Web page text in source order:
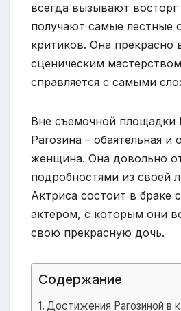
всегда вызывают восторг
получают самые лестные
критиков. Она прекрасно
сценическим
справляется с самыми
Вне съемочной площадки
Рагозина – обаятельная и
женщина. Она довольно
подробностями из своей
Актриса состоит в браке
актером, с которым они
свою прекрасную дочь.
Содержание
Достижения Рагозиной в